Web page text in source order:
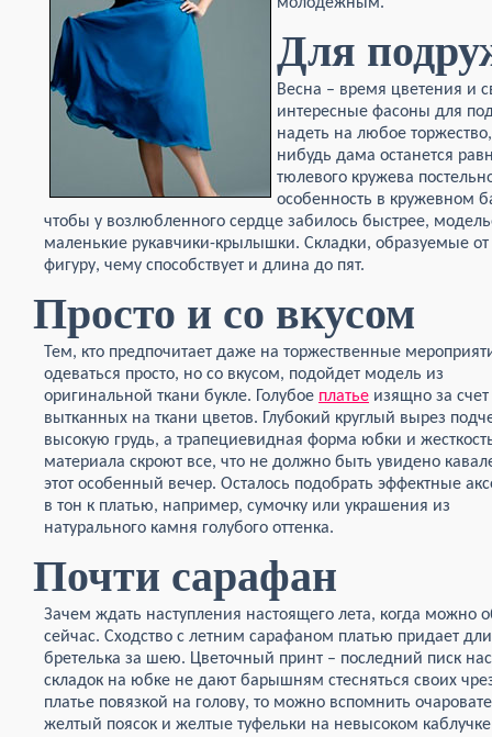
Для
Весна – время цветения и
интересные фасоны для
надеть на любое
нибудь дама останется
тюлевого кружева
особенность в кружевном
чтобы у возлюбленного сердце забилось быстрее,
маленькие рукавчики-крылышки. Складки, образуемые
фигуру, чему способствует и длина до пят.
Просто и со вкусом
Тем, кто предпочитает даже на торжественные
одеваться просто, но со вкусом, подойдет модель из
оригинальной ткани букле. Голубое платье изящно за счет
вытканных на ткани цветов. Глубокий круглый вырез
высокую грудь, а трапециевидная форма юбки и
материала скроют все, что не должно быть увидено
этот особенный вечер. Осталось подобрать эффектные
в тон к платью, например, сумочку или украшения из
натурального камня голубого оттенка.
Почти сарафан
Зачем ждать наступления настоящего лета, когда можно
сейчас. Сходство с летним сарафаном платью придает
бретелька за шею. Цветочный принт – последний писк
складок на юбке не дают барышням стесняться своих
платье повязкой на голову, то можно вспомнить
желтый поясок и желтые туфельки на невысоком